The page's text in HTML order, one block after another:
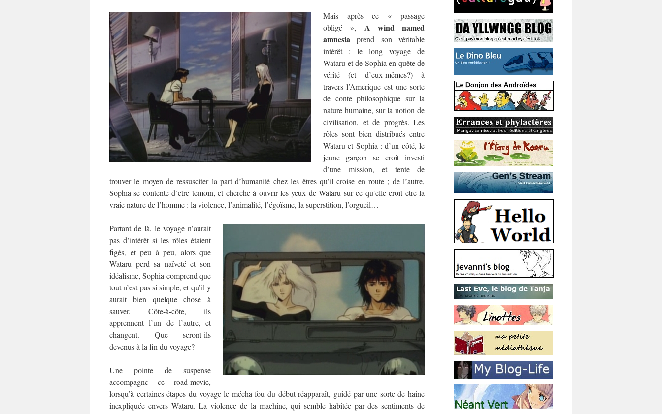
Mais après ce « passage
obligé », A wind
named
amnesia prend son véritable
intérêt : le long voyage de
Wataru et de Sophia en quête de
vérité (et d’eux-mêmes?) à
travers l’Amérique est une sorte
de conte philosophique sur la
nature humaine, sur la notion de
civilisation, et de progrès. Les
rôles sont bien distribués entre
Wataru et Sophia : d’un côté, le
jeune garçon se croit investi
d’une mission, et tente de
trouver le moyen de ressusciter la part d’humanité chez les êtres qu’il croise en route ; de l’autre,
Sophia se contente d’être témoin, et cherche à ouvrir les yeux de Wataru sur ce qu’elle croit être la
vraie nature de l’homme : la violence, l’animalité, l’égoïsme, la superstition, l’orgueil…
Partant de là, le voyage n’aurait
pas d’intérêt si les rôles étaient
figés, et peu à peu, alors que
Wataru perd sa naïveté et son
idéalisme, Sophia comprend que
tout n’est pas si simple, et qu’il y
aurait bien quelque chose à
sauver. Côte-à-côte, ils
apprennent l’un de l’autre, et
changent. Que seront-ils
devenus à la fin du voyage?
Une pointe de suspense
accompagne ce road-movie,
lorsqu’à certaines étapes du voyage le mécha fou du début réapparaît, guidé par une sorte de haine
inexpliquée envers Wataru. La violence de la machine, qui semble habitée par des sentiments de